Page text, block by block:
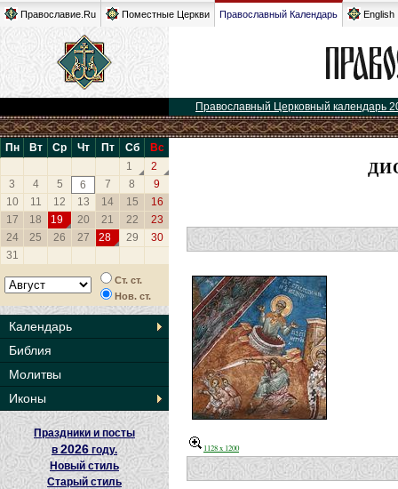
Православие.Ru Поместные Церкви Православный Календарь English
Православный Церковный календарь
Пн Вт Ср Чт Пт Сб
Вс
1
2
3
4 5 6 7 8
9
10
11 12 13 14 15
16
17
18 19 20 21 22
23
24
25 26 27 28 29
30
31
Ст. ст.
Нов. ст.
Календарь
Библия
Молитвы
Иконы
Праздники и посты
в2026 году.
Новый стиль
Старый стиль
1128 x 1200